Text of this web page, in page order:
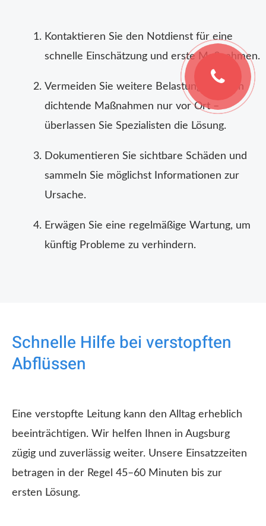
Kontaktieren Sie den Notdienst für eine
schnelle Einschätzung und erste Maßnahmen.
Vermeiden Sie weitere Belastungen durch
dichtende Maßnahmen nur vor Ort –
überlassen Sie Spezialisten die Lösung.
Dokumentieren Sie sichtbare Schäden und
sammeln Sie möglichst Informationen zur
Ursache.
Erwägen Sie eine regelmäßige Wartung, um
künftig Probleme zu verhindern.
Schnelle Hilfe bei verstopften
Abflüssen
Eine verstopfte Leitung kann den Alltag erheblich
beeinträchtigen. Wir helfen Ihnen in Augsburg
zügig und zuverlässig weiter. Unsere Einsatzzeiten
betragen in der Regel 45–60 Minuten bis zur
ersten Lösung.